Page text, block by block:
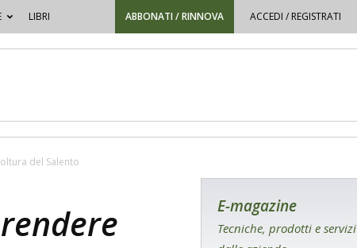
LIBRI ABBONATI / RINNOVA ACCEDI / REGISTRATI
del Salento
E-magazine
Tecniche, prodotti e servizi